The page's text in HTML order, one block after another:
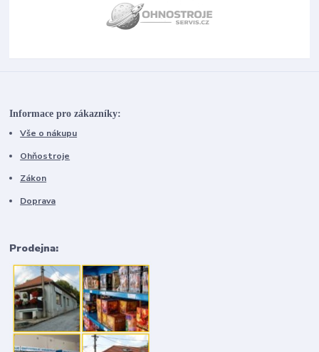
Informace pro zákazníky:
Vše o nákupu
Ohňostroje
Zákon
Doprava
Prodejna: